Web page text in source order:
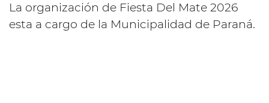
La organización de Fiesta Del Mate 2026
esta a cargo de la Municipalidad de Paraná.